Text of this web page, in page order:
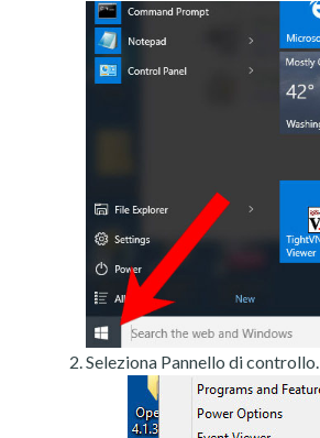
Seleziona Pannello di controllo.